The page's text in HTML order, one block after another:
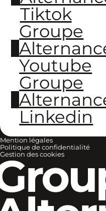
Tiktok
Groupe
Youtube
Groupe
Linkedin
Mention légales
Politique de confidentialité
Gestion des cookies